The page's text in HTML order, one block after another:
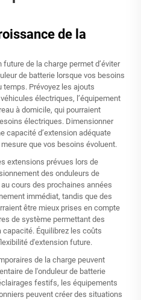
de la
future de la charge permet d’éviter
de batterie lorsque vos besoins
Prévoyez les ajouts
électriques, l’équipement
à domicile, qui pourraient
électriques. Dimensionner
capacité d’extension adéquate
que vos besoins évoluent.
extensions prévues lors de
des onduleurs de
cours des prochaines années
immédiat, tandis que des
être mieux prises en compte
de système permettant des
Équilibrez les coûts
d'extension future.
de la charge peuvent
de l'onduleur de batterie
festifs, les équipements
peuvent créer des situations